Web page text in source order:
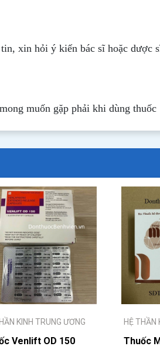
xin hỏi ý kiến bác sĩ hoặc dược
muốn gặp phải khi dùng thuốc
KINH TRUNG ƯƠNG
Venlift OD 150
HỆ THẦN
Thuốc